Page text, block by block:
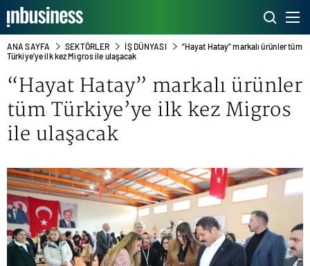
ANA SAYFA SEKTÖRLER İŞ DÜNYASI
“Hayat Hatay” markalı ürünler tüm
Türkiye’ye ilk kez Migros ile ulaşacak
“Hayat Hatay” markalı ürünler
tüm Türkiye’ye ilk kez Migros
ile ulaşacak